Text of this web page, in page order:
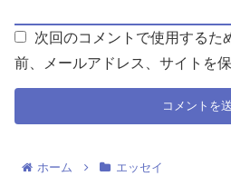
次回のコメントで使用するた
前、メールアドレス、サイトを保
ホーム エッセイ